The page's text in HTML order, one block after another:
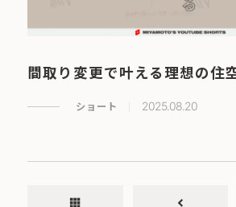
間取り変更で叶える理想の住
ショート 2025.08.20
apps chevron_left